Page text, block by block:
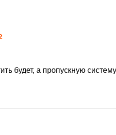
будет, а пропускную